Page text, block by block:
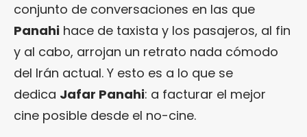
conjunto de conversaciones en las que
Panahi hace de taxista y los pasajeros, al fin
y al cabo, arrojan un retrato nada cómodo
del Irán actual. Y esto es a lo que se
dedica Jafar Panahi: a facturar el mejor
cine posible desde el no-cine.